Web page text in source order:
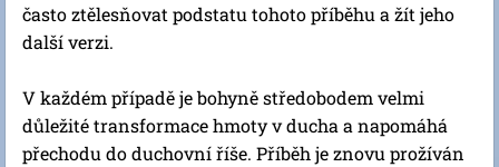
často ztělesňovat podstatu tohoto příběhu a žít jeho
další verzi.
V každém případě je bohyně středobodem velmi
důležité transformace hmoty v ducha a napomáhá
přechodu do duchovní říše. Příběh je znovu prožíván